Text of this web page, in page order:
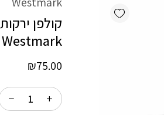
Westmark
₪75.00
Add wishlist